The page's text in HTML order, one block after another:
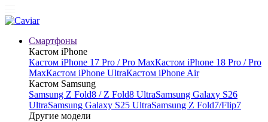
Смартфоны
Кастом iPhone
Кастом iPhone 17 Pro / Pro MaxКастом iPhone 18 Pro / Pro
MaxКастом iPhone UltraКастом iPhone Air
Кастом Samsung
Samsung Z Fold8 / Z Fold8 UltraSamsung Galaxy S26
UltraSamsung Galaxy S25 UltraSamsung Z Fold7/Flip7
Другие модели